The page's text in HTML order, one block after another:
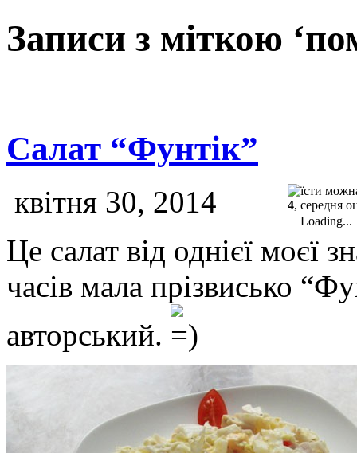
Записи з міткою
Салат “Фунтік”
квітня 30, 2014 4, середня
Loading...
Це салат від однієї моєї
часів мала прізвисько
авторський.